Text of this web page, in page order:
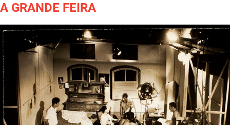
A GRANDE FEIRA